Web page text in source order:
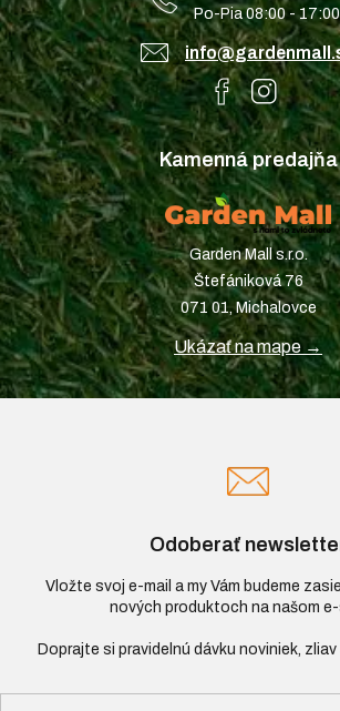
Po-Pia 08:00 - 17:00
Kamenná predajňa
Garden Mall s.r.o.
Štefániková 76
071 01, Michalovce
Ukázať na mape →
Odoberať
Vložte svoj e-mail a my Vám budeme
nových produktoch na našom